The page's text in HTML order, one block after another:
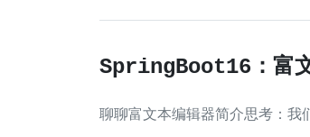
SpringBoot16：富
聊聊富文本编辑器简介思考：我